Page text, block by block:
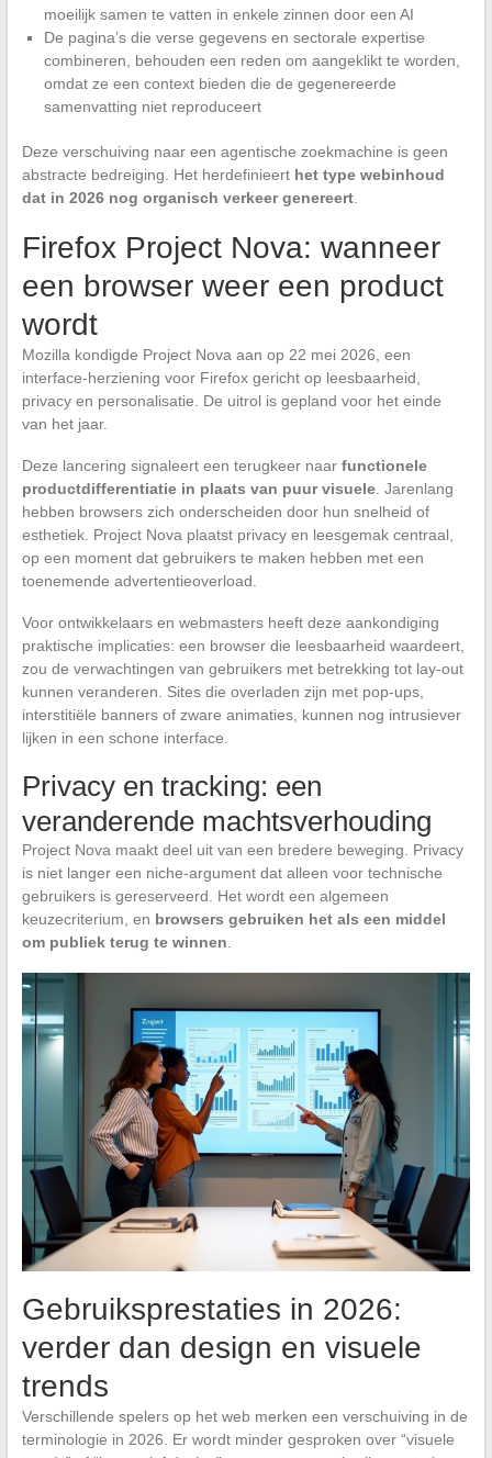
moeilijk samen te vatten in enkele zinnen door een AI
De pagina’s die verse gegevens en sectorale expertise
combineren, behouden een reden om aangeklikt te worden,
omdat ze een context bieden die de gegenereerde
samenvatting niet reproduceert
Deze verschuiving naar een agentische zoekmachine is geen
abstracte bedreiging. Het herdefinieert het type webinhoud
dat in 2026 nog organisch verkeer genereert.
Firefox Project Nova: wanneer
een browser weer een product
wordt
Mozilla kondigde Project Nova aan op 22 mei 2026, een
interface-herziening voor Firefox gericht op leesbaarheid,
privacy en personalisatie. De uitrol is gepland voor het einde
van het jaar.
Deze lancering signaleert een terugkeer naar functionele
productdifferentiatie in plaats van puur visuele. Jarenlang
hebben browsers zich onderscheiden door hun snelheid of
esthetiek. Project Nova plaatst privacy en leesgemak centraal,
op een moment dat gebruikers te maken hebben met een
toenemende advertentieoverload.
Voor ontwikkelaars en webmasters heeft deze aankondiging
praktische implicaties: een browser die leesbaarheid waardeert,
zou de verwachtingen van gebruikers met betrekking tot lay-out
kunnen veranderen. Sites die overladen zijn met pop-ups,
interstitiële banners of zware animaties, kunnen nog intrusiever
lijken in een schone interface.
Privacy en tracking: een
veranderende machtsverhouding
Project Nova maakt deel uit van een bredere beweging. Privacy
is niet langer een niche-argument dat alleen voor technische
gebruikers is gereserveerd. Het wordt een algemeen
keuzecriterium, en browsers gebruiken het als een middel
om publiek terug te winnen
Gebruiksprestaties in 2026:
verder dan design en visuele
trends
Verschillende spelers op het web merken een verschuiving in de
terminologie in 2026. Er wordt minder gesproken over “visuele